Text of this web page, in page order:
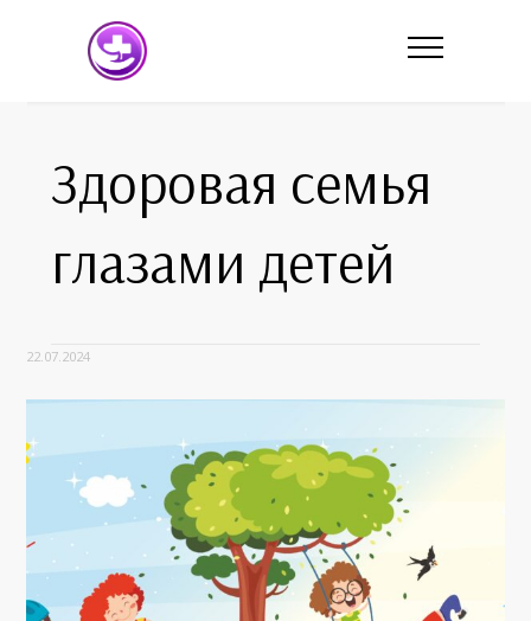
Здоровая семья
глазами детей
22.07.2024